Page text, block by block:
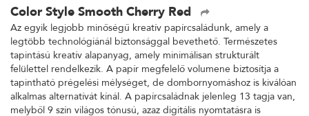
Color Style Smooth Cherry Red
Az egyik legjobb minőségű kreatív papírcsaládunk, amely a
legtöbb technológiánál biztonsággal bevethető. Természetes
tapintású kreatív alapanyag, amely minimálisan strukturált
felülettel rendelkezik. A papír megfelelő volumene biztosítja a
tapintható prégelési mélységet, de dombornyomáshoz is kiválóan
alkalmas alternatívát kínál. A papírcsaládnak jelenleg 13 tagja van,
melyből 9 szín világos tónusú, azaz digitális nyomtatásra is